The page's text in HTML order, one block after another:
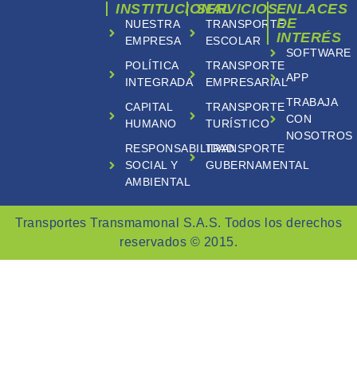
INSTITUCIONAL
NUESTRA
EMPRESA
POLÍTICA
INTEGRADA
CAPITAL
HUMANO
RESPONSABILIDAD
SOCIAL Y
AMBIENTAL
SERVICIOS
TRANSPORTE
ESCOLAR
TRANSPORTE
EMPRESARIAL
TRANSPORTE
TURÍSTICO
TRANSPORTE
GUBERNAMENTAL
ENLACES
DE
INTERÉS
SOFTWARE
APP
TRABAJA
CON
NOSOTROS
Transportes Transmamonal S.A.S. Todos los derechos
reservados © 2015.